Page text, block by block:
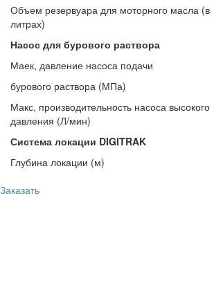
Объем резервуара для моторного масла (в
литрах)
Насос для бурового раствора
Маек, давление насоса подачи
бурового раствора (МПа)
Макс, производительность насоса высокого
давления (Л/мин)
Система локации DIGITRAK
Глубина локации (м)
Заказать